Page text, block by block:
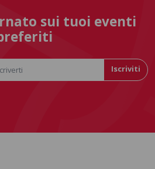
sui tuoi eventi
Iscriviti